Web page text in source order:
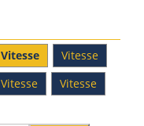
Vitesse
Vitesse
Vitesse Vitesse